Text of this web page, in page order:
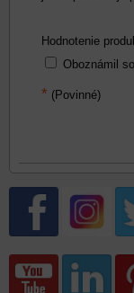
Hodnotenie
Oboznámil
* (Povinné)